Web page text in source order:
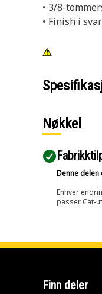
• 3/8-
• Finish i
Nøkkel
Denne
Enhver
passer Cat-
Finn deler